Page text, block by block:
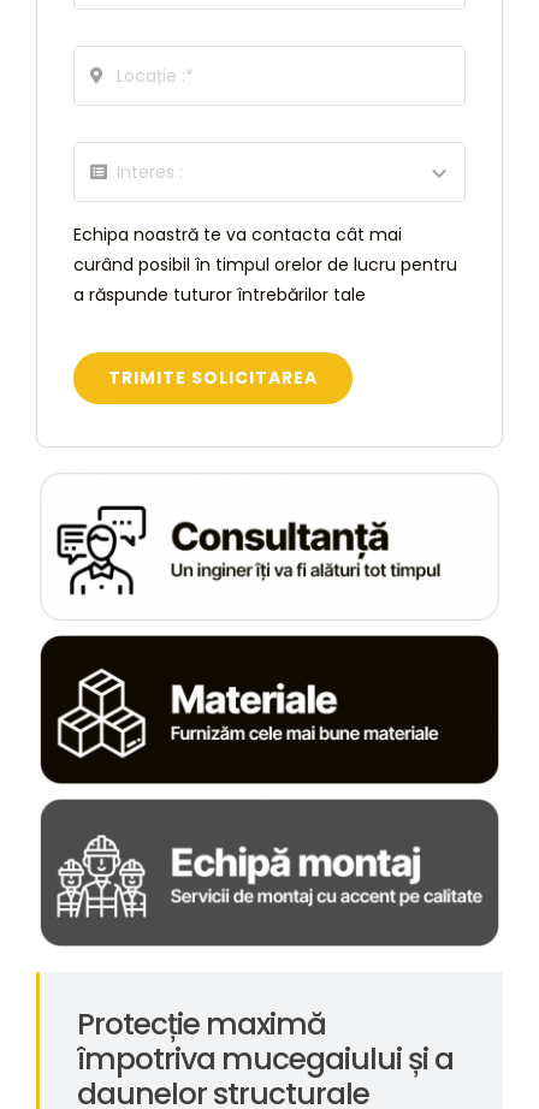
Echipa noastră te va contacta cât mai
curând posibil în timpul orelor de lucru pentru
a răspunde tuturor întrebărilor tale
TRIMITE SOLICITAREA
Protecție maximă
împotriva mucegaiului și a
daunelor structurale